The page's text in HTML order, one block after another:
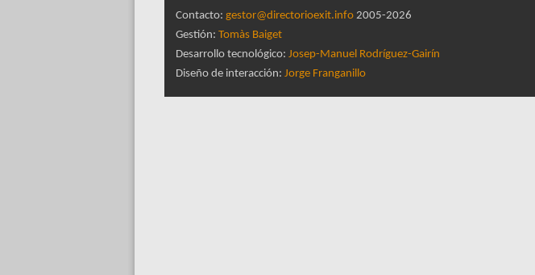
Contacto: gestor@directorioexit.info 2005-2026
Gestión: Tomàs Baiget
Desarrollo tecnológico: Josep-Manuel Rodríguez-Gairín
Diseño de interacción: Jorge Franganillo